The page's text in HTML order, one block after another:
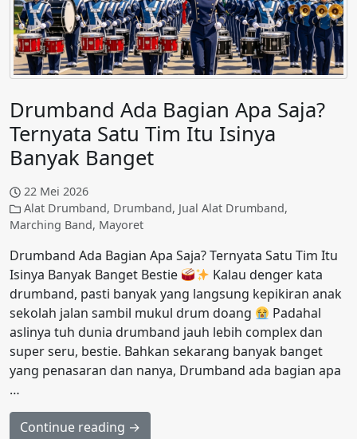
Drumband Ada Bagian Apa Saja?
Ternyata Satu Tim Itu Isinya
Banyak Banget
22 Mei 2026
Alat Drumband, Drumband, Jual Alat Drumband,
Marching Band, Mayoret
Drumband Ada Bagian Apa Saja? Ternyata Satu Tim Itu
Isinya Banyak Banget Bestie
Kalau denger kata
drumband, pasti banyak yang langsung kepikiran anak
sekolah jalan sambil mukul drum doang
Padahal
aslinya tuh dunia drumband jauh lebih complex dan
super seru, bestie. Bahkan sekarang banyak banget
yang penasaran dan nanya, Drumband ada bagian apa
…
Continue reading →